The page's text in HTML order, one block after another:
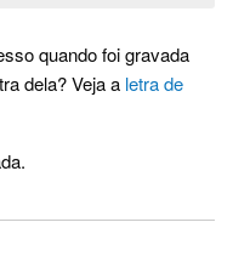
quando foi gravada
dela? Veja a letra de